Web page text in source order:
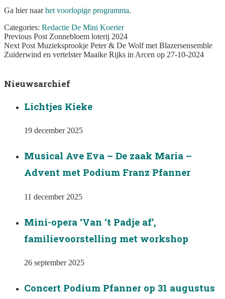
Ga hier naarhet voorlopige programma.
Categories: Redactie De Mini Koerier
Bericht
navigatie
Previous Post Previous
post:
Zonnebloem loterij 2024
Next Post Muzieksprookje Peter & De Wolf met Blazersensemble
Zuiderwind en vertelster Maaike Rijks in Arcen op 27-10-2024
Nieuwsarchief
Lichtjes Kieke
19 december 2025
Musical Ave Eva – De zaak Maria –
Advent met Podium Franz Pfanner
11 december 2025
Mini-opera ‘Van ‘t Padje af’,
familievoorstelling met workshop
26 september 2025
Concert Podium Pfanner op 31 augustus